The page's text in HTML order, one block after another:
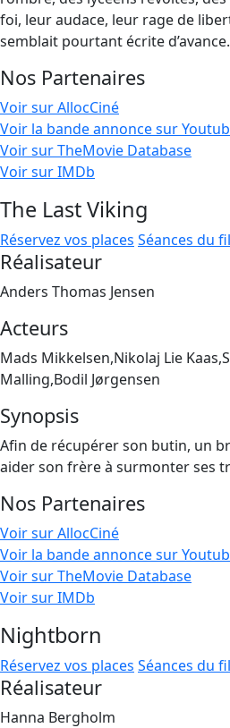
foi, leur audace, leur rage de
semblait pourtant écrite d’avance.
Nos Partenaires
Voir sur AllocCiné
Voir la bande annonce sur
Voir sur TheMovie Database
Voir sur IMDb
The Last Viking
Réservez vos places Séances du
Réalisateur
Anders Thomas Jensen
Acteurs
Mads Mikkelsen,Nikolaj Lie
Malling,Bodil Jørgensen
Synopsis
Afin de récupérer son butin, un
aider son frère à surmonter ses
Nos Partenaires
Voir sur AllocCiné
Voir la bande annonce sur
Voir sur TheMovie Database
Voir sur IMDb
Nightborn
Réservez vos places Séances du
Réalisateur
Hanna Bergholm